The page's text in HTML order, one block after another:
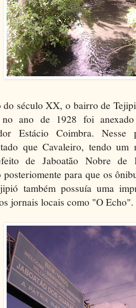
século XX, o bairro de
ano de 1928 foi
Estácio Coimbra.
que Cavaleiro, tendo um
de Jaboatão Nobre de
posteriomente para que os
também possuía uma
jornais locais como "O Echo".